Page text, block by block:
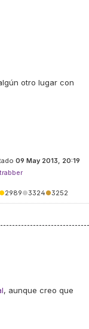
otro lugar con
09 May 2013, 20:19
trabber
●2989●3324●3252
, aunque creo que